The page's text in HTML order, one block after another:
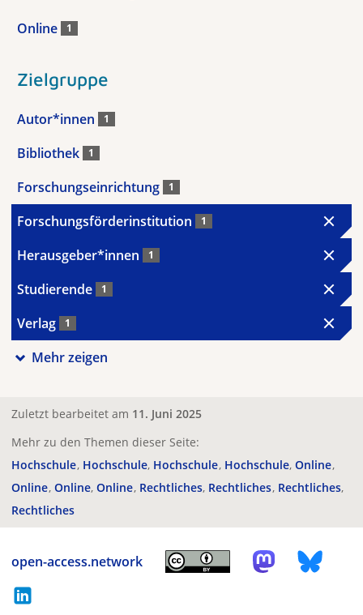
Online 1
Zielgruppe
Autor*innen 1
Bibliothek 1
Forschungseinrichtung 1
Forschungsförderinstitution 1
Herausgeber*innen 1
Studierende 1
Verlag 1
Mehr zeigen
Zuletzt bearbeitet am 11. Juni 2025
Mehr zu den Themen dieser Seite:
Hochschule Hochschule Hochschule Hochschule Online
Online Online Online Rechtliches Rechtliches Rechtliches
Rechtliches
open-access.network